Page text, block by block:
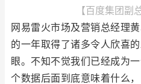
【百度集团副
网易雷火市场及营销总经理
的一年取得了诸多令人欣喜
眼。不知不觉我们已经成为
个数据后面到底意味着什么